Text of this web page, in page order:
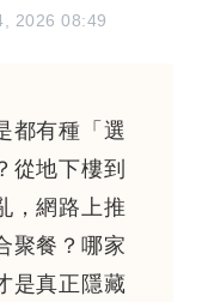
2026 08:49
都有種「選
從地下樓到
，網路上推
聚餐？哪家
是真正隱藏